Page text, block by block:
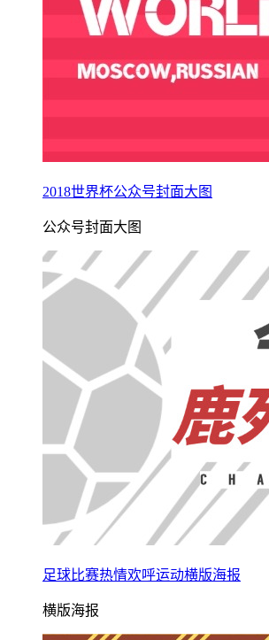
2018世界杯公众号封面大图
公众号封面大图
足球比赛热情欢呼运动横版海报
横版海报